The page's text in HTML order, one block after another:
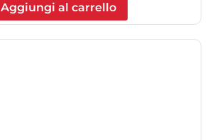
Aggiungi al carrello